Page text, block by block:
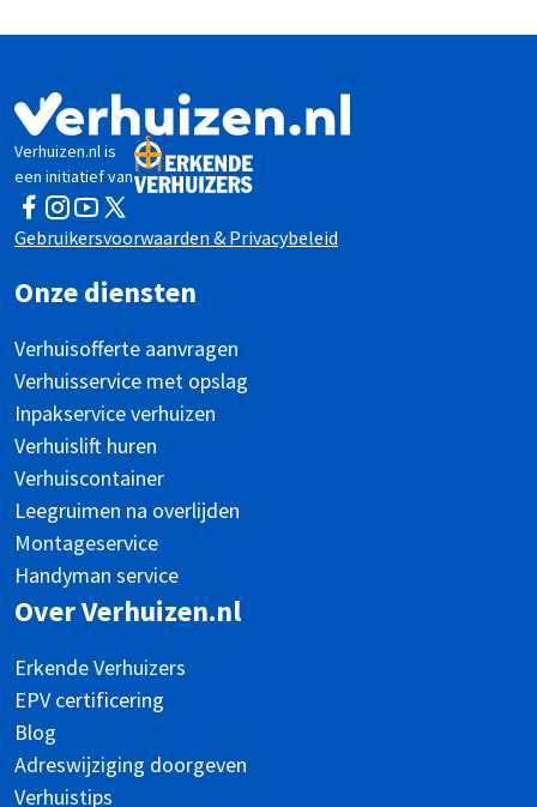
Verhuizen.nl is
een initiatief van
Facebook
Instagram
YouTubeTwitter
Gebruikersvoorwaarden & Privacybeleid
Onze diensten
Verhuisofferte aanvragen
Verhuisservice met opslag
Inpakservice verhuizen
Verhuislift huren
Verhuiscontainer
Leegruimen na overlijden
Montageservice
Handyman service
Over Verhuizen.nl
Erkende Verhuizers
EPV certificering
Blog
Adreswijziging doorgeven
Verhuistips